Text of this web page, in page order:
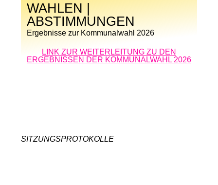
WAHLEN |
ABSTIMMUNGEN
Ergebnisse zur Kommunalwahl 2026
LINK ZUR WEITERLEITUNG ZU DEN
ERGEBNISSEN DER KOMMUNALWAHL 2026
SITZUNGSPROTOKOLLE